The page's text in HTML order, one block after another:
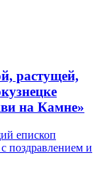
растущей,
на Камне»